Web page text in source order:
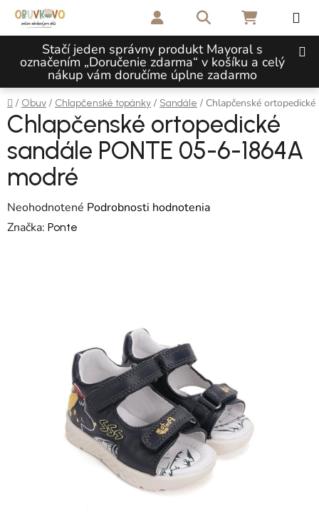
Prejsť na obsah
Stačí jeden správny produkt Mayoral s
označením „Doručenie zdarma“ v košíku a celý
nákup vám doručíme úplne zadarmo
Hľadať NÁKUPNÝ
Domov
/ Obuv / Chlapčenské topánky / Sandále / Chlapčenské
Chlapčenské ortopedické
sandále PONTE 05-6-1864A
modré
Priemerné hodnotenie produktu je 0,0 z 5 hviezdičiek.
Neohodnotené Podrobnosti hodnotenia
Značka: Ponte